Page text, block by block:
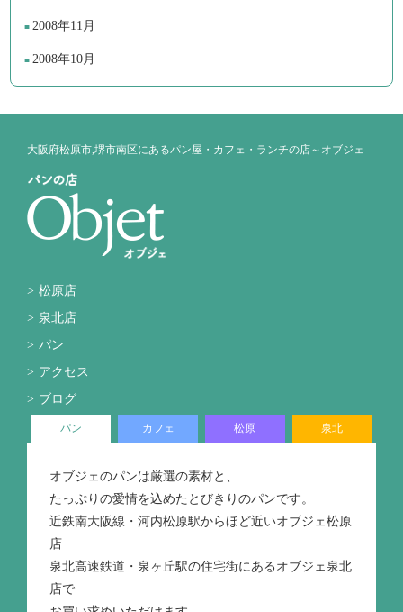
2008年11月
2008年10月
大阪府松原市,堺市南区にあるパン屋・カフェ・ランチの店～オブジェ
松原店
泉北店
パン
アクセス
ブログ
パン カフェ 松原 泉北
オブジェのパンは厳選の素材と、
たっぷりの愛情を込めたとびきりのパンです。
近鉄南大阪線・河内松原駅からほど近いオブジェ松原
店
泉北高速鉄道・泉ヶ丘駅の住宅街にあるオブジェ泉北
店で